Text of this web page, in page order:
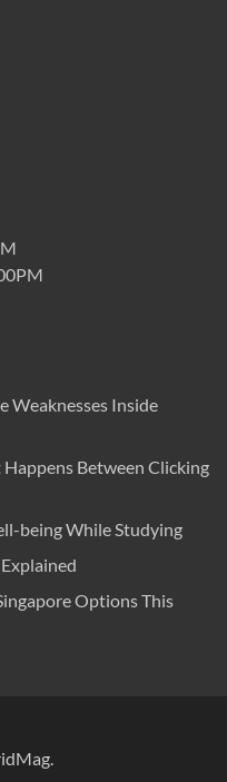
Weaknesses Inside
Between Clicking
being While Studying
Options This
.